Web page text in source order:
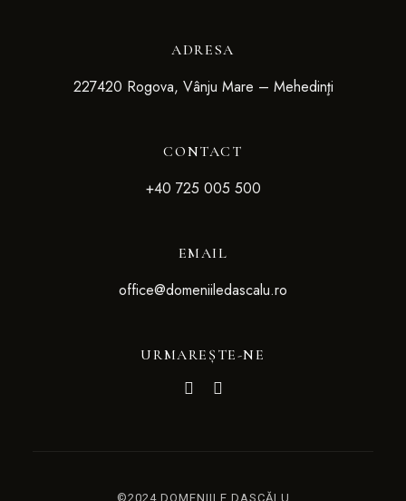
ADRESA
227420 Rogova, Vânju Mare – Mehedinţi
CONTACT
+40 725 005 500
EMAIL
office@domeniiledascalu.ro
URMAREȘTE-NE
©2024 DOMENIILE DASCĂLU